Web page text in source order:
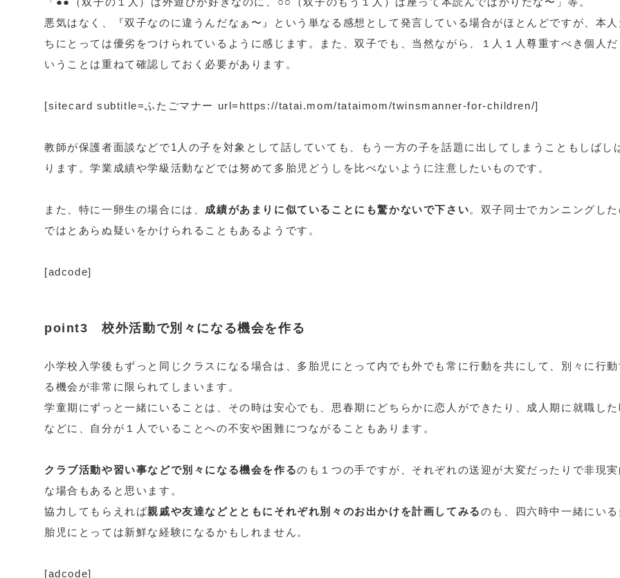
悪気はなく、『双子なのに違うんだなぁ〜』という単なる感想として発言している場合がほとんどですが、本人
ちにとっては優劣をつけられているように感じます。また、双子でも、当然ながら、１人１人尊重すべき個人だ
いうことは重ねて確認しておく必要があります。
[sitecard subtitle=ふたごマナー url=https://tatai.mom/tataimom/twinsmanner-for-children/]
教師が保護者面談などで1人の子を対象として話していても、もう一方の子を話題に出してしまうこともしばし
ります。学業成績や学級活動などでは努めて多胎児どうしを比べないように注意したいものです。
また、特に一卵生の場合には、 成績があまりに似ていることにも驚かないで下さい。双子同士でカンニングした
ではとあらぬ疑いをかけられることもあるようです。
[adcode]
point3 校外活動で別々になる機会を作る
小学校入学後もずっと同じクラスになる場合は、多胎児にとって内でも外でも常に行動を共にして、別々に行動
る機会が非常に限られてしまいます。
学童期にずっと一緒にいることは、その時は安心でも、思春期にどちらかに恋人ができたり、成人期に就職した
などに、自分が１人でいることへの不安や困難につながることもあります。
クラブ活動や習い事などで別々になる機会を作るのも１つの手ですが、それぞれの送迎が大変だったりで非現実
な場合もあると思います。
協力してもらえれば親戚や友達などとともにそれぞれ別々のお出かけを計画してみるのも、四六時中一緒にいる
胎児にとっては新鮮な経験になるかもしれません。
[adcode]